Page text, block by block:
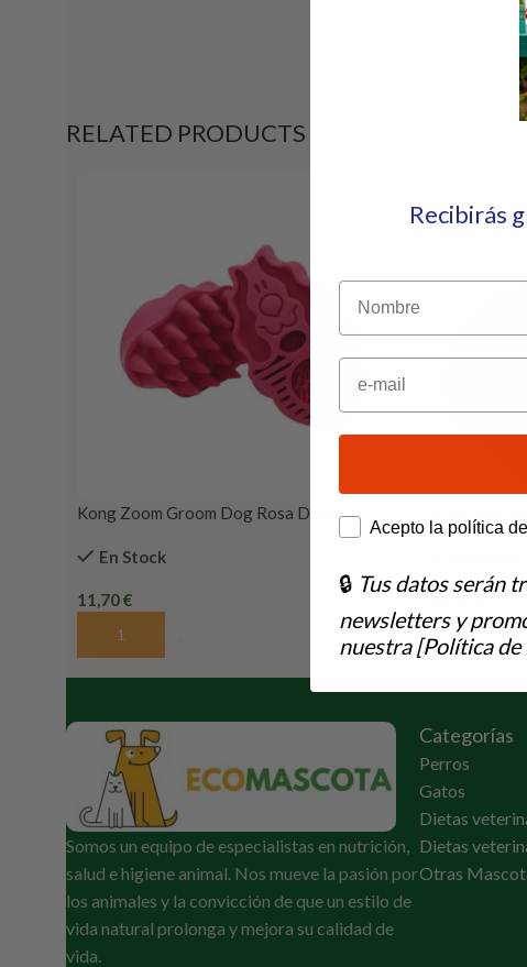
RELATED PRODUCTS
Kong Zoom Groom Dog Rosa Duro
En Stock
11,70€
Añadir Al Carrito
13,20 €
Añadir Al
Somos un equipo de especialistas en nutrición,
salud e higiene animal. Nos mueve la pasión por
los animales y la convicción de que un estilo de
vida natural prolonga y mejora su calidad de
vida.
Categorías
Perros
Gatos
Dietas
Dietas
Otras
Recibirás
Nombre
Email
How would you like to
Acepto la política
🔒 Tus datos serán
newsletters y
nuestra [Política de